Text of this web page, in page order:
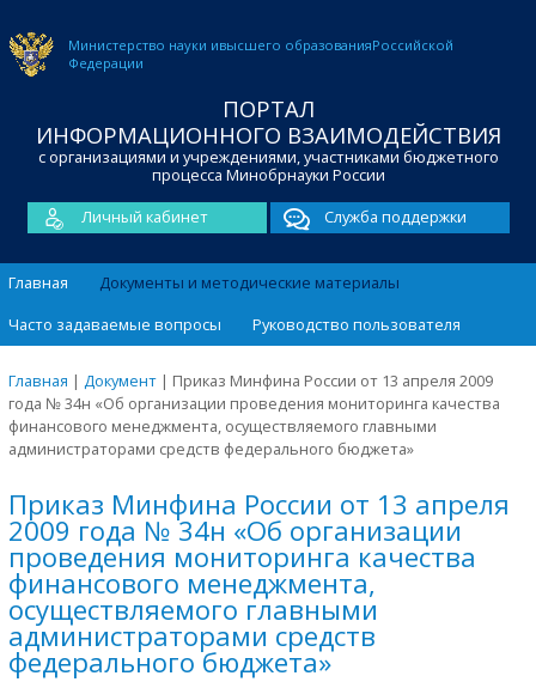
Министерство науки ивысшего образованияРоссийской
Федерации
ПОРТАЛ
ИНФОРМАЦИОННОГО ВЗАИМОДЕЙСТВИЯ
с организациями и учреждениями, участниками бюджетного
процесса Минобрнауки России
Личный кабинет
Служба поддержки
Главная
Документы и методические материалы
Часто задаваемые вопросы
Руководство пользователя
Главная | Документ | Приказ Минфина России от 13 апреля 2009
года № 34н «Об организации проведения мониторинга качества
финансового менеджмента, осуществляемого главными
администраторами средств федерального бюджета»
Приказ Минфина России от 13 апреля
2009 года № 34н «Об организации
проведения мониторинга качества
финансового менеджмента,
осуществляемого главными
администраторами средств
федерального бюджета»